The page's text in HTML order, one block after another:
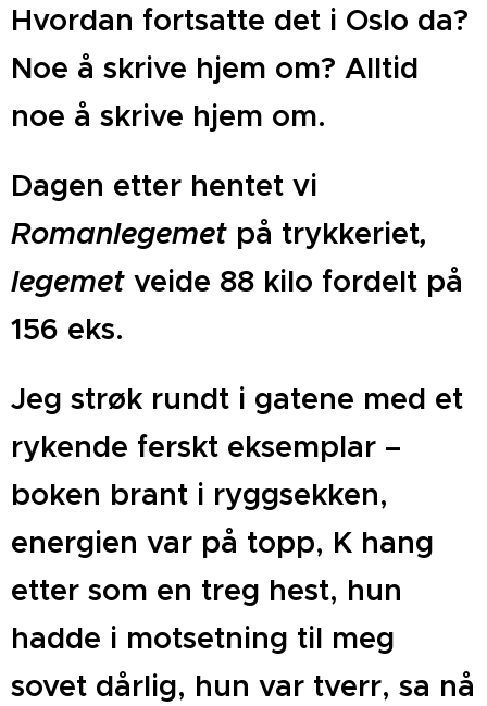
Hvordan fortsatte det i Oslo da?
Noe å skrive hjem om? Alltid
noe å skrive hjem om.
Dagen etter hentet vi
Romanlegemet på trykkeriet,
legemet veide 88 kilo fordelt på
156 eks.
Jeg strøk rundt i gatene med et
rykende ferskt eksemplar –
boken brant i ryggsekken,
energien var på topp, K hang
etter som en treg hest, hun
hadde i motsetning til meg
sovet dårlig, hun var tverr, sa nå